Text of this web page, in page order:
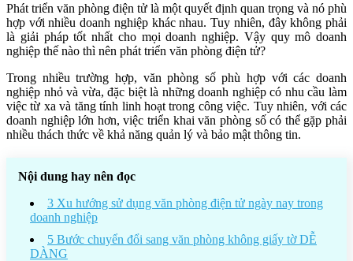
Phát triển văn phòng điện tử là một quyết định quan trọng và nó phù
hợp với nhiều doanh nghiệp khác nhau. Tuy nhiên, đây không phải
là giải pháp tốt nhất cho mọi doanh nghiệp. Vậy quy mô doanh
nghiệp thế nào thì nên phát triển văn phòng điện tử?
Trong nhiều trường hợp, văn phòng số phù hợp với các doanh
nghiệp nhỏ và vừa, đặc biệt là những doanh nghiệp có nhu cầu làm
việc từ xa và tăng tính linh hoạt trong công việc. Tuy nhiên, với các
doanh nghiệp lớn hơn, việc triển khai văn phòng số có thể gặp phải
nhiều thách thức về khả năng quản lý và bảo mật thông tin.
Nội dung hay nên đọc
3 Xu hướng sử dụng văn phòng điện tử ngày nay trong
doanh nghiệp
5 Bước chuyển đổi sang văn phòng không giấy tờ DỄ
DÀNG